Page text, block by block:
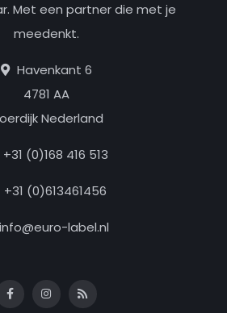
Met een partner die met je
meedenkt.
Havenkant 6
4781 AA
Nederland
+31 (0)168 416 513
+31 (0)613461456
info@euro-label.nl